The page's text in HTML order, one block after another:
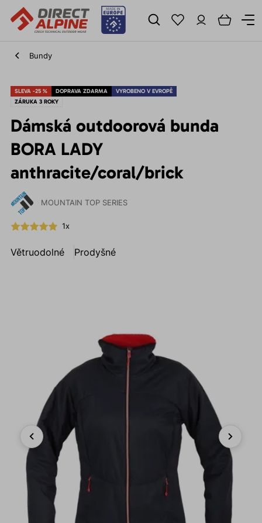
Bundy
SLEVA -25 % DOPRAVA ZDARMA
VYROBENO V EVROPĚ
ZÁRUKA 3 ROKY
Dámská outdoorová bunda
BORA LADY
anthracite/coral/brick
MOUNTAIN TOP SERIES
1x
Větruodolné Prodyšné
Previous Next